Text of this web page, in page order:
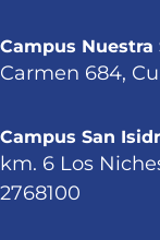
Campus Nuestra
Carmen 684,
Campus San
km. 6 Los
2768100